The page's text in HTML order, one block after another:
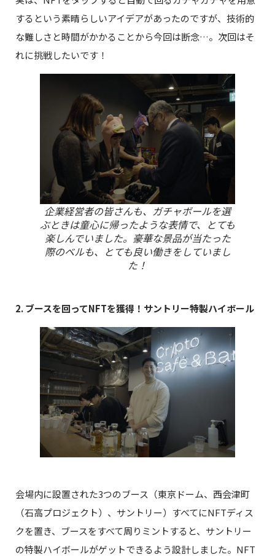
するという素晴らしいアイデアがあったのですが、技術的
な難しさと時間がかかることから今回は断念…。次回はそ
れに挑戦したいです！
企業経営者の皆さんも、ガチャボールを選
ぶときは童心に帰ったような表情で、とても
楽しんでいました。豪華な景品が当たった
際のベルも、とても良い働きをしていまし
た！
2. ブースを回ってNFTを獲得！サントリー特製ハイボール
会場内に設置された3つのブース（東京ドーム、西会津町
（石高プロジェクト）、サントリー）すべてにNFTディス
クを置き、ブースをすべて周りミントすると、サントリー
の特製ハイボールがゲットできるよう設計しました。NFT